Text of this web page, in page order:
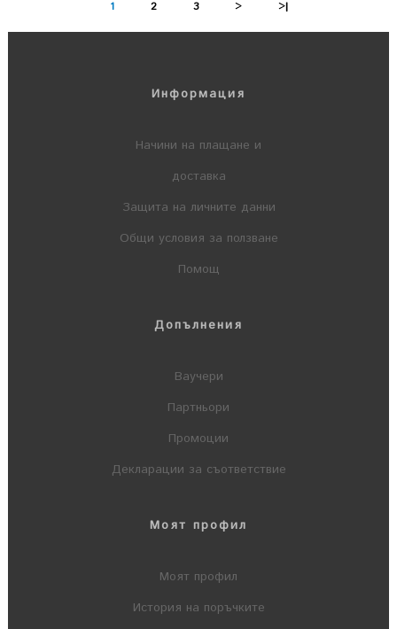
1 2 3 > >|
Информация
Начини на плащане и
доставка
Защита на личните данни
Общи условия за ползване
Помощ
Допълнения
Ваучери
Партньори
Промоции
Декларации за съответствие
Моят профил
Моят профил
История на поръчките